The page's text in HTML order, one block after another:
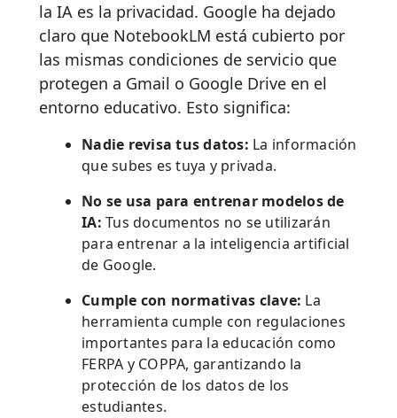
la IA es la privacidad. Google ha dejado
claro que NotebookLM está cubierto por
las mismas condiciones de servicio que
protegen a Gmail o Google Drive en el
entorno educativo. Esto significa:
Nadie revisa tus datos: La información
que subes es tuya y privada.
No se usa para entrenar modelos de
IA: Tus documentos no se utilizarán
para entrenar a la inteligencia artificial
de Google.
Cumple con normativas clave: La
herramienta cumple con regulaciones
importantes para la educación como
FERPA y COPPA, garantizando la
protección de los datos de los
estudiantes.